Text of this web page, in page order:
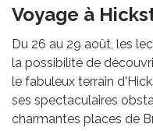
Voyage à
Du 26 au 29 août, les
la possibilité de
le fabuleux terrain
ses spectaculaires
charmantes places de